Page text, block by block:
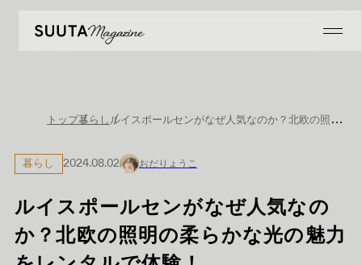
トップ暮らし ルイスポールセンがなぜ人気なのか？北欧の照明の柔らかな光の魅力をレンタルで体験！
暮らし 2024.08.02 おだりょうこ
ルイスポールセンがなぜ人気なの
か？北欧の照明の柔らかな光の魅力